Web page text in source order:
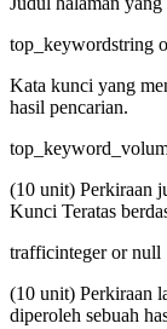
top_keywordstring
Kata kunci yang
hasil pencarian.
(10 unit) Perkiraan
Kunci Teratas
trafficinteger or null
(10 unit) Perkiraan
diperoleh sebuah